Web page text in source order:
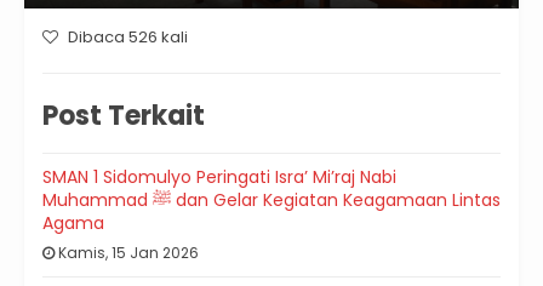
Dibaca 526 kali
Post Terkait
SMAN 1 Sidomulyo Peringati Isra’ Mi’raj Nabi
Muhammad ﷺ dan Gelar Kegiatan Keagamaan Lintas
Agama
Kamis, 15 Jan 2026